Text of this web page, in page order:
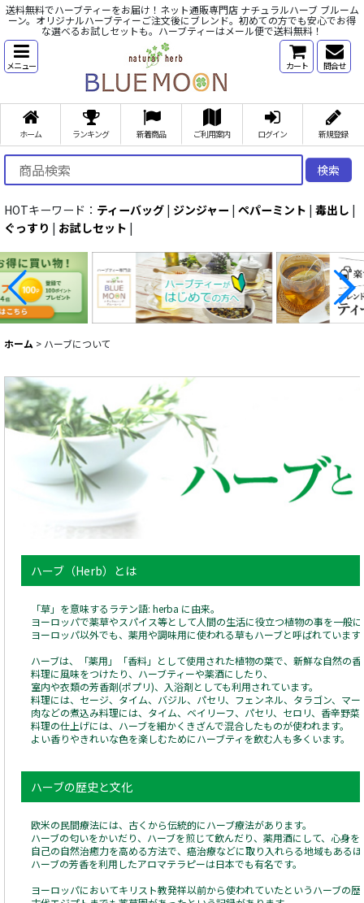
送料無料でハーブティーをお届け！ネット通販専門店 ナチュラルハーブ ブルーム
ーン。オリジナルハーブティーご注文後にブレンド。初めての方でも安心でお得
な選べるお試しセットも。ハーブティーはメール便で送料無料！
メニュー カート 問合せ
ホーム ランキング 新着商品 ご利用案内 ログイン 新規登録
検索
HOTキーワード： ティーバッグ | ジンジャー | ペパーミント | 毒出し |
ぐっすり | お試しセット |
ホーム > ハーブについて
ハーブ（Herb）とは
「草」を意味するラテン語: herba に由来。
ヨーロッパで薬草やスパイス等として人間の生活に役立つ植物の事を一般
ヨーロッパ以外でも、薬用や調味用に使われる草もハーブと呼ばれています
ハーブは、「薬用」「香料」として使用された植物の葉で、新鮮な自然の
料理に風味をつけたり、ハーブティーや薬酒にしたり、
室内や衣類の芳香剤(ポプリ)、入浴剤としても利用されています。
料理には、セージ、タイム、バジル、パセリ、フェンネル、タラゴン、マー
肉などの煮込み料理には、タイム、ベイリーフ、パセリ、セロリ、香辛野
料理の仕上げには、ハーブを細かくきざんで混合したものが使われます。
よい香りやきれいな色を楽しむためにハーブティを飲む人も多くいます。
ハーブの歴史と文化
欧米の民間療法には、古くから伝統的にハーブ療法があります。
ハーブの匂いをかいだり、ハーブを煎じて飲んだり、薬用酒にして、心身
自己の自然治癒力を高める方法で、癌治療などに取り入れらる地域もある
ハーブの芳香を利用したアロマテラピーは日本でも有名です。
ヨーロッパにおいてキリスト教発祥以前から使われていたというハーブの